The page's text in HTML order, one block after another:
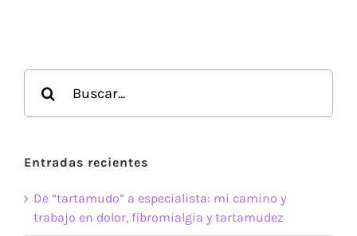
Entradas recientes
De “tartamudo” a especialista: mi camino y
trabajo en dolor, fibromialgia y tartamudez